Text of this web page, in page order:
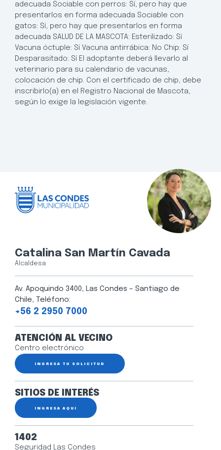
adecuada Sociable con perros: Sí, pero hay que
presentarlos en forma adecuada Sociable con
gatos: Sí, pero hay que presentarlos en forma
adecuada SALUD DE LA MASCOTA: Esterilizado: Sí
Vacuna óctuple: Sí Vacuna antirrábica: No Chip: Sí
Desparasitado: Sí El adoptante deberá llevarlo al
veterinario para su calendario de vacunas,
colocación de chip. Con el certificado de chip, debe
inscribirlo(a) en el Registro Nacional de Mascota,
según lo exige la legislación vigente.
Catalina San Martín Cavada
Alcaldesa
Av. Apoquindo 3400, Las Condes – Santiago de
Chile, Teléfono:
+56 2 2950 7000
ATENCIÓN AL VECINO
Centro electrónico
INGRESA TU SOLICITUD
SITIOS DE INTERÉS
INGRESA AQUÍ
1402
Seguridad Las Condes